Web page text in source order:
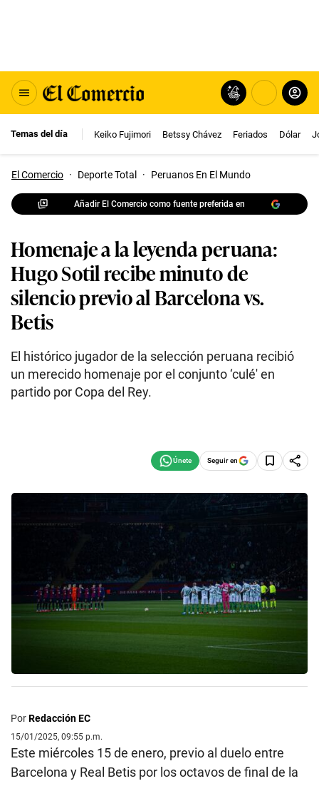
Temas del día Keiko Fujimori Betssy Chávez Feriados Dólar
El Comercio · Deporte Total · Peruanos En El Mundo
Añadir El Comercio como fuente preferida en
Homenaje a la leyenda peruana:
Hugo Sotil recibe minuto de
silencio previo al Barcelona vs.
Betis
El histórico jugador de la selección peruana recibió
un merecido homenaje por el conjunto ‘culé' en
partido por Copa del Rey.
Seguir en
PorRedacción EC
15/01/2025, 09:55 p.m.
Este miércoles 15 de enero, previo al duelo entre
Barcelona y Real Betis por los octavos de final de la